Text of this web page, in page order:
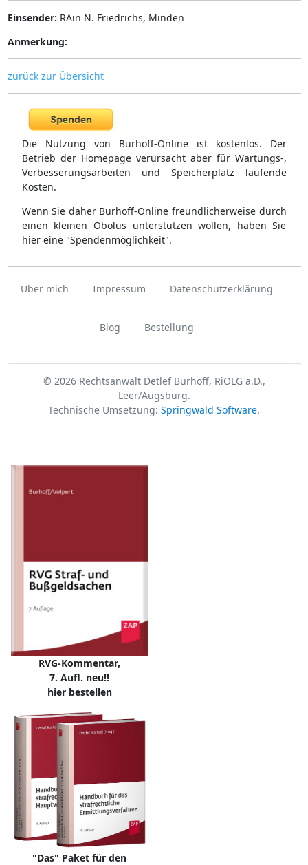
Einsender: RAin N. Friedrichs, Minden
Anmerkung:
zurück zur Übersicht
Die Nutzung von Burhoff-Online ist kostenlos. Der
Betrieb der Homepage verursacht aber für Wartungs-,
Verbesserungsarbeiten und Speicherplatz laufende
Kosten.
Wenn Sie daher Burhoff-Online freundlicherweise durch
einen kleinen Obolus unterstützen wollen, haben Sie
hier eine "Spendenmöglichkeit".
Über mich Impressum Datenschutzerklärung
Blog Bestellung
© 2026 Rechtsanwalt Detlef Burhoff, RiOLG a.D.,
Leer/Augsburg.
Technische Umsetzung: Springwald Software.
RVG-Kommentar,
7. Aufl. neu!!
hier bestellen
"Das" Paket für den